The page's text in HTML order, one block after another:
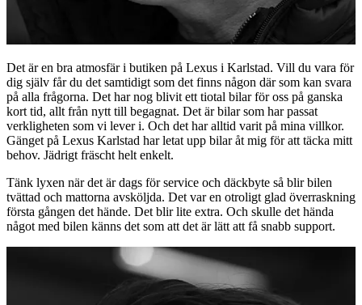
Det är en bra atmosfär i butiken på Lexus i Karlstad. Vill du vara för
dig själv får du det samtidigt som det finns någon där som kan svara
på alla frågorna. Det har nog blivit ett tiotal bilar för oss på ganska
kort tid, allt från nytt till begagnat. Det är bilar som har passat
verkligheten som vi lever i. Och det har alltid varit på mina villkor.
Gänget på Lexus Karlstad har letat upp bilar åt mig för att täcka mitt
behov. Jädrigt fräscht helt enkelt.
Tänk lyxen när det är dags för service och däckbyte så blir bilen
tvättad och mattorna avsköljda. Det var en otroligt glad överraskning
första gången det hände. Det blir lite extra. Och skulle det hända
något med bilen känns det som att det är lätt att få snabb support.